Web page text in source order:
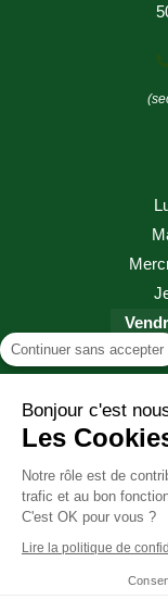
HYPNOSE
Continuer sans accepter
Bonjour c'est
Les
Notre rôle est de
trafic et au bon
C'est OK pour vous ?
Lire la politique de